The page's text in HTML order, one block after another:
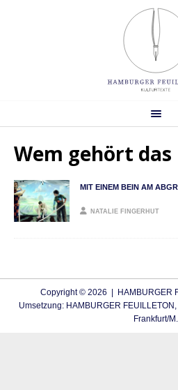
Wem gehört das
MIT EINEM BEIN AM
NATALIE FINGERHUT
Copyright © 2026 | HAMBURGER
Umsetzung: HAMBURGER
Frankfurt/M.